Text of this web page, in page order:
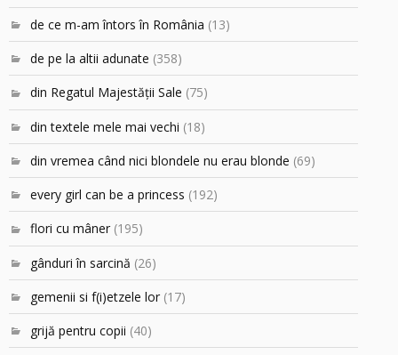
de ce m-am întors în România (13)
de pe la altii adunate (358)
din Regatul Majestăţii Sale (75)
din textele mele mai vechi (18)
din vremea când nici blondele nu erau blonde (69)
every girl can be a princess (192)
flori cu mâner (195)
gânduri în sarcină (26)
gemenii si f(i)etzele lor (17)
grijă pentru copii (40)